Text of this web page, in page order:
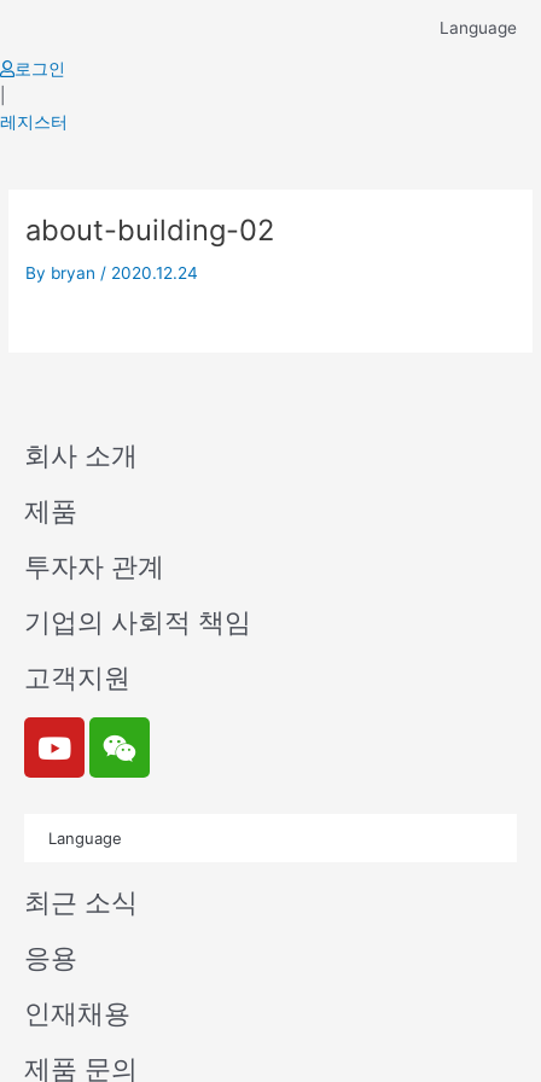
content
Language
로그인
레지스터
about-building-02
By bryan / 2020.12.24
회사 소개
제품
투자자 관계
기업의 사회적 책임
고객지원
Y
o
u
e
W
e
i
n
Language
최근 소식
응용
인재채용
제품 문의